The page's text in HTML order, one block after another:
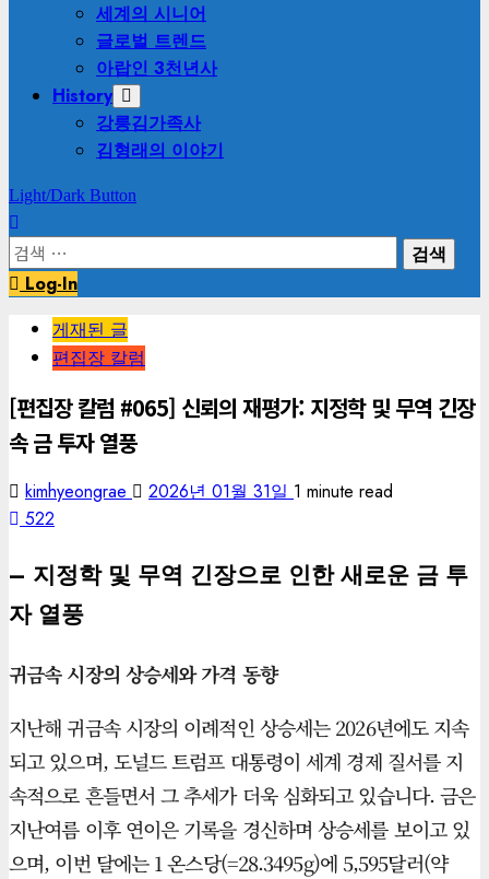
세계의 시니어
글로벌 트렌드
아랍인 3천년사
History
강릉김가족사
김형래의 이야기
Light/Dark Button
검
색:Log-In
게재된 글
편집장 칼럼
[편집장 칼럼 #065] 신뢰의 재평가: 지정학 및 무역 긴장
속 금 투자 열풍
kimhyeongrae 2026년 01월 31일 1 minute read
522
– 지정학 및 무역 긴장으로 인한 새로운 금 투
자 열풍
귀금속 시장의 상승세와 가격 동향
지난해 귀금속 시장의 이례적인 상승세는 2026년에도 지속
되고 있으며, 도널드 트럼프 대통령이 세계 경제 질서를 지
속적으로 흔들면서 그 추세가 더욱 심화되고 있습니다. 금은
지난여름 이후 연이은 기록을 경신하며 상승세를 보이고 있
으며, 이번 달에는 1 온스당(=28.3495g)에 5,595달러(약